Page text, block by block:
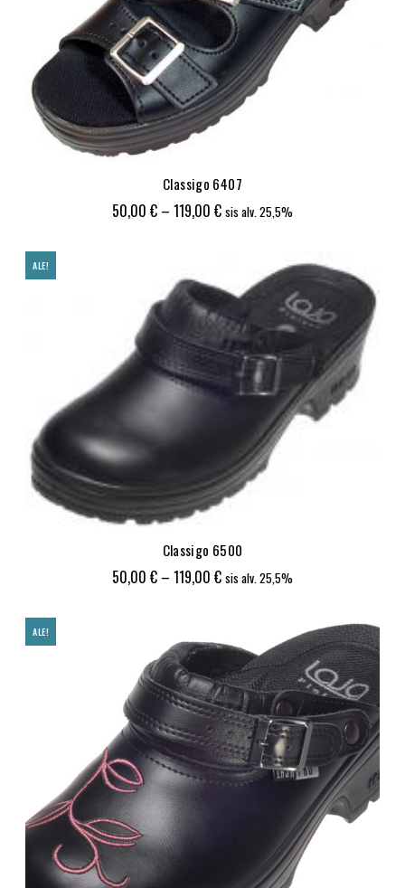
Classigo 6407
50,00 € – 119,00 €Hintaluokka:
119,00 €
sis alv. 25,5%
ALE!
Classigo 6500
50,00 € – 119,00 €Hintaluokka:
119,00 €
sis alv. 25,5%
ALE!